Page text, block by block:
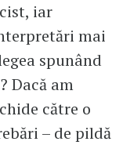
iar
mai
spunând
Dacă am
către o
– de pildă